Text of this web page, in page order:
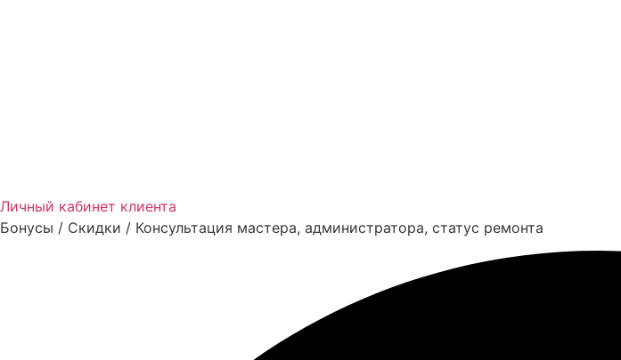
Личный кабинет клиента
Бонусы / Скидки / Консультация мастера, администратора, статус ремонта